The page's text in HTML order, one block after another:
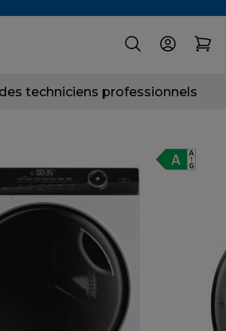
techniciens professionnels